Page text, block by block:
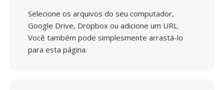
Selecione os arquivos do seu computador,
Google Drive, Dropbox ou adicione um URL.
Você também pode simplesmente arrastá-lo
para esta página.